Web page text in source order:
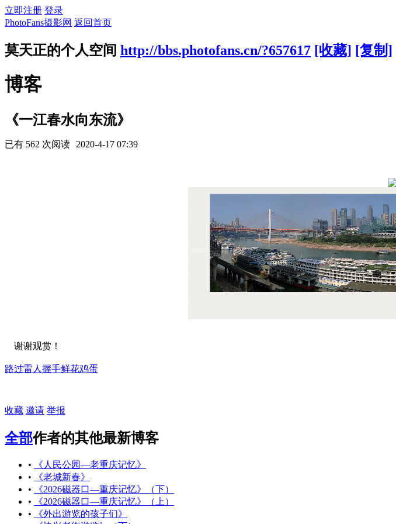
立即注册 登录
PhotoFans摄影网 返回首页
莫天正的个人空间 http://bbs.photofans.cn/?657617 [收藏] [复制]
博客
《一江春水向东流》
已有 562 次阅读 2020-4-17 07:39
谢谢观赏！
路过雷人 握手鲜花鸡蛋
收藏 邀请 举报
全部作者的其他最新博客
•
《人民公园—老重庆记忆》
•
《老城新春》
•
《2026磁器口—重庆记忆》（下）
•
《2026磁器口—重庆记忆》（上）
•
《外出游览的孩子们》